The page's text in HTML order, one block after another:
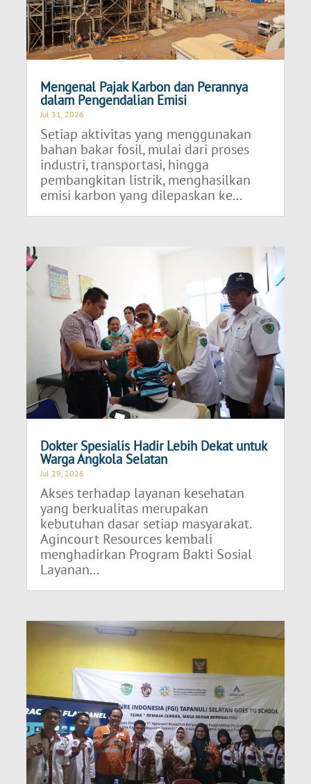
Mengenal Pajak Karbon dan Perannya
dalam Pengendalian Emisi
Jul 31, 2026
Setiap aktivitas yang menggunakan
bahan bakar fosil, mulai dari proses
industri, transportasi, hingga
pembangkitan listrik, menghasilkan
emisi karbon yang dilepaskan ke...
Dokter Spesialis Hadir Lebih Dekat untuk
Warga Angkola Selatan
Jul 29, 2026
Akses terhadap layanan kesehatan
yang berkualitas merupakan
kebutuhan dasar setiap masyarakat.
Agincourt Resources kembali
menghadirkan Program Bakti Sosial
Layanan...